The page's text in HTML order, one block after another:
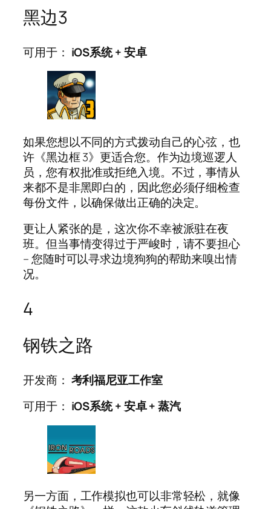
黑边3
可用于： iOS系统+安卓
如果您想以不同的方式拨动自己的心弦，也
许《黑边框 3》更适合您。作为边境巡逻人
员，您有权批准或拒绝入境。不过，事情从
来都不是非黑即白的，因此您必须仔细检查
每份文件，以确保做出正确的决定。
更让人紧张的是，这次你不幸被派驻在夜
班。但当事情变得过于严峻时，请不要担心
– 您随时可以寻求边境狗狗的帮助来嗅出情
况。
4
钢铁之路
开发商： 考利福尼亚工作室
可用于： iOS系统+安卓+蒸汽
另一方面，工作模拟也可以非常轻松，就像